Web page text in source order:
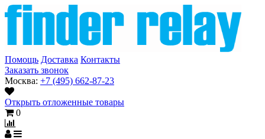
Помощь Доставка Контакты
Заказать звонок
Москва: +7 (495) 662-87-23
Открыть отложенные товары
0